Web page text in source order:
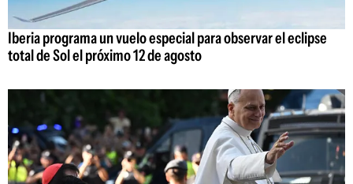
Iberia programa un vuelo especial para observar el eclipse
total de Sol el próximo 12 de agosto